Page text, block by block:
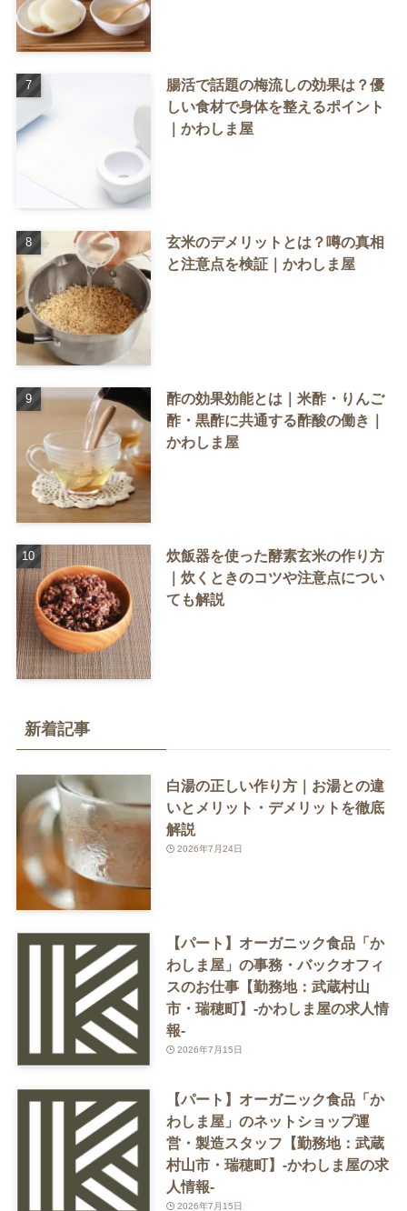
腸活で話題の梅流しの効果は？優
しい食材で身体を整えるポイント
｜かわしま屋
玄米のデメリットとは？噂の真相
と注意点を検証｜かわしま屋
酢の効果効能とは｜米酢・りんご
酢・黒酢に共通する酢酸の働き｜
かわしま屋
炊飯器を使った酵素玄米の作り方
｜炊くときのコツや注意点につい
ても解説
新着記事
白湯の正しい作り方｜お湯との違
いとメリット・デメリットを徹底
解説
2026年7月24日
【パート】オーガニック食品「か
わしま屋」の事務・バックオフィ
スのお仕事【勤務地：武蔵村山
市・瑞穂町】-かわしま屋の求人情
報-
2026年7月15日
【パート】オーガニック食品「か
わしま屋」のネットショップ運
営・製造スタッフ【勤務地：武蔵
村山市・瑞穂町】-かわしま屋の求
人情報-
2026年7月15日